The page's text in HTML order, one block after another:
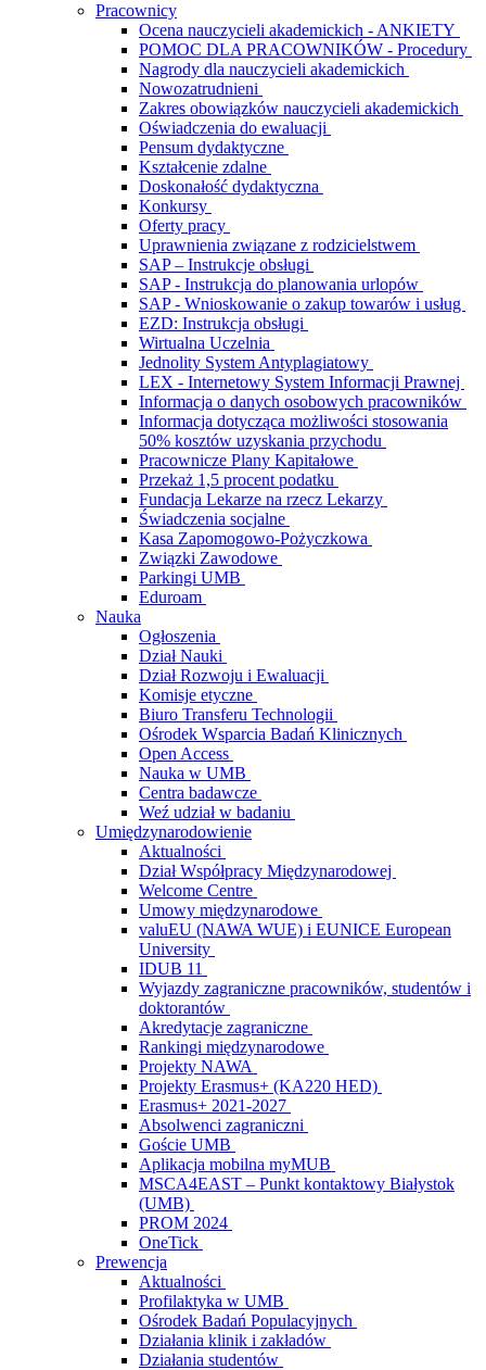
Pracownicy
Ocena nauczycieli akademickich - ANKIETY
POMOC DLA PRACOWNIKÓW - Procedury
Nagrody dla nauczycieli akademickich
Nowozatrudnieni
Zakres obowiązków nauczycieli akademickich
Oświadczenia do ewaluacji
Pensum dydaktyczne
Kształcenie zdalne
Doskonałość dydaktyczna
Konkursy
Oferty pracy
Uprawnienia związane z rodzicielstwem
SAP – Instrukcje obsługi
SAP - Instrukcja do planowania urlopów
SAP - Wnioskowanie o zakup towarów i usług
EZD: Instrukcja obsługi
Wirtualna Uczelnia
Jednolity System Antyplagiatowy
LEX - Internetowy System Informacji Prawnej
Informacja o danych osobowych pracowników
Informacja dotycząca możliwości stosowania
50% kosztów uzyskania przychodu
Pracownicze Plany Kapitałowe
Przekaż 1,5 procent podatku
Fundacja Lekarze na rzecz Lekarzy
Świadczenia socjalne
Kasa Zapomogowo-Pożyczkowa
Związki Zawodowe
Parkingi UMB
Eduroam
Nauka
Ogłoszenia
Dział Nauki
Dział Rozwoju i Ewaluacji
Komisje etyczne
Biuro Transferu Technologii
Ośrodek Wsparcia Badań Klinicznych
Open Access
Nauka w UMB
Centra badawcze
Weź udział w badaniu
Umiędzynarodowienie
Aktualności
Dział Współpracy Międzynarodowej
Welcome Centre
Umowy międzynarodowe
valuEU (NAWA WUE) i EUNICE European
University
IDUB 11
Wyjazdy zagraniczne pracowników, studentów i
doktorantów
Akredytacje zagraniczne
Rankingi międzynarodowe
Projekty NAWA
Projekty Erasmus+ (KA220 HED)
Erasmus+ 2021-2027
Absolwenci zagraniczni
Goście UMB
Aplikacja mobilna myMUB
MSCA4EAST – Punkt kontaktowy Białystok
(UMB)
PROM 2024
OneTick
Prewencja
Aktualności
Profilaktyka w UMB
Ośrodek Badań Populacyjnych
Działania klinik i zakładów
Działania studentów